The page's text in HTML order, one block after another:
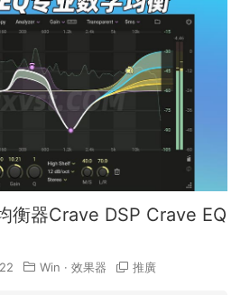
衡器Crave DSP Crave EQ
Win · 效果器 推廣